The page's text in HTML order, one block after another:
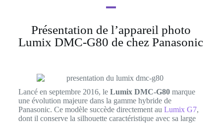
Présentation de l’appareil photo
Lumix DMC-G80 de chez Panasonic
Lancé en septembre 2016, le Lumix DMC-G80marque
une évolution majeure dans la gamme hybride de
Panasonic. Ce modèle succède directement au Lumix G7,
dont il conserve la silhouette caractéristique avec sa large